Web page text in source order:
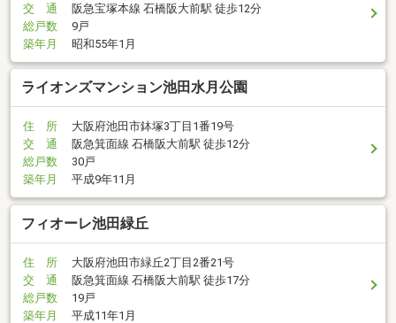
交 通
阪急宝塚本線 石橋阪大前駅 徒歩12分
総戸数
9戸
築年月
昭和55年1月
ライオンズマンション池田水月公園
住 所
大阪府池田市鉢塚3丁目1番19号
交 通
阪急箕面線 石橋阪大前駅 徒歩12分
総戸数
30戸
築年月
平成9年11月
フィオーレ池田緑丘
住 所
大阪府池田市緑丘2丁目2番21号
交 通
阪急箕面線 石橋阪大前駅 徒歩17分
総戸数
19戸
築年月
平成11年1月